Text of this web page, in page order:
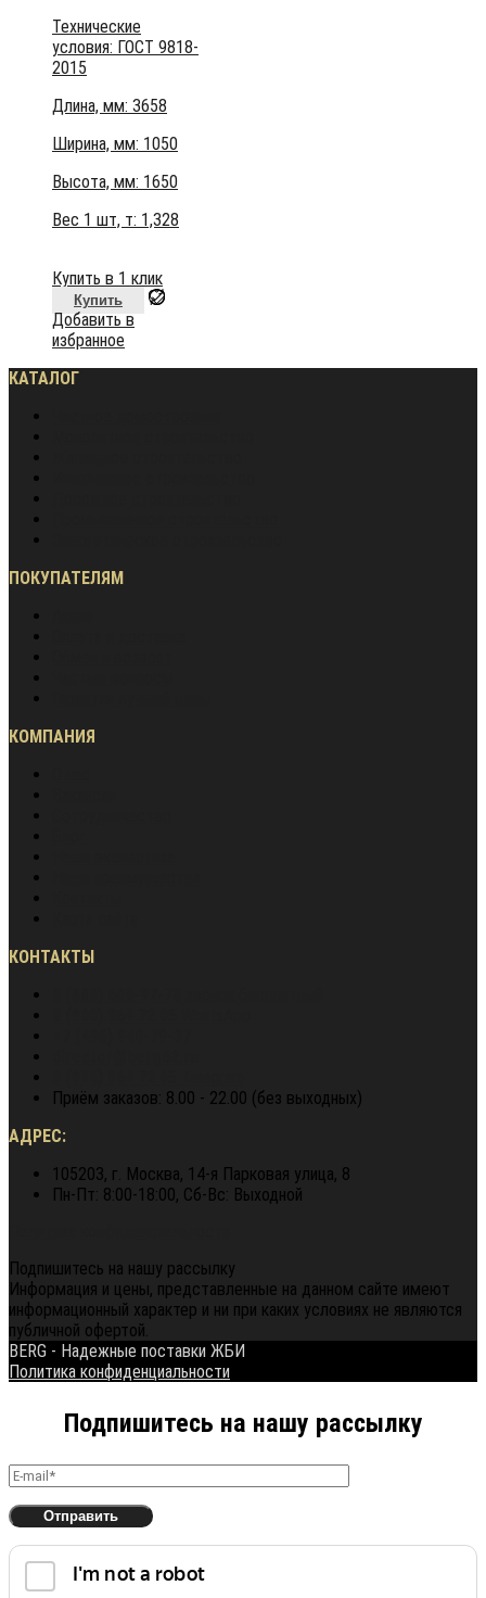
Технические
условия: ГОСТ 9818-
2015
Длина, мм: 3658
Ширина, мм: 1050
Высота, мм: 1650
Вес 1 шт, т: 1,328
Купить в 1 клик
Купить
Добавить в
избранное
КАТАЛОГ
ПОКУПАТЕЛЯМ
КОМПАНИЯ
КОНТАКТЫ
Приём заказов: 8.00 - 22.00 (без выходных)
АДРЕС:
105203, г. Москва, 14-я Парковая улица, 8
Пн-Пт: 8:00-18:00, Сб-Вс: Выходной
Подпишитесь на нашу рассылку
Информация и цены, представленные на данном сайте имеют
информационный характер и ни при каких условиях не являются
публичной офертой.
BERG - Надежные поставки ЖБИ
Политика конфиденциальности
Подпишитесь на нашу рассылку